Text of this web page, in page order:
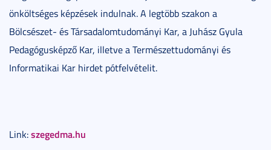
önköltséges képzések indulnak. A legtöbb szakon a
Bölcsészet- és Társadalomtudományi Kar, a Juhász Gyula
Pedagógusképző Kar, illetve a Természettudományi és
Informatikai Kar hirdet pótfelvételit.
Link:szegedma.hu